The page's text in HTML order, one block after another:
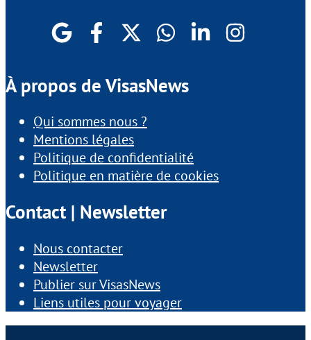
À propos de VisasNews
Qui sommes nous ?
Mentions légales
Politique de confidentialité
Politique en matière de cookies
Contact | Newsletter
Nous contacter
Newsletter
Publier sur VisasNews
Liens utiles pour voyager